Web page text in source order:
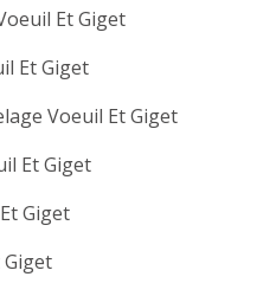
Et Giget
Et Giget
Voeuil Et Giget
Et Giget
Giget